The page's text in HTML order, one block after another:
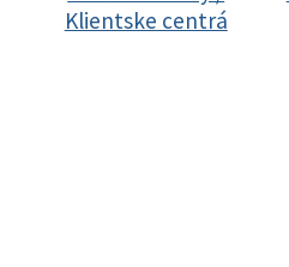
Klientske centrá